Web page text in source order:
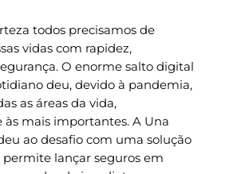
todos precisamos de
vidas com rapidez,
O enorme salto digital
deu, devido à pandemia,
as áreas da vida,
mais importantes. A Una
ao desafio com uma solução
lançar seguros em